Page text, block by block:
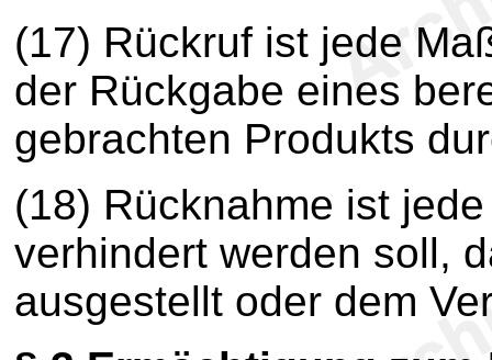
(17) Rückruf ist jede
der Rückgabe eines
gebrachten Produkts
(18) Rücknahme ist
verhindert werden soll,
ausgestellt oder dem